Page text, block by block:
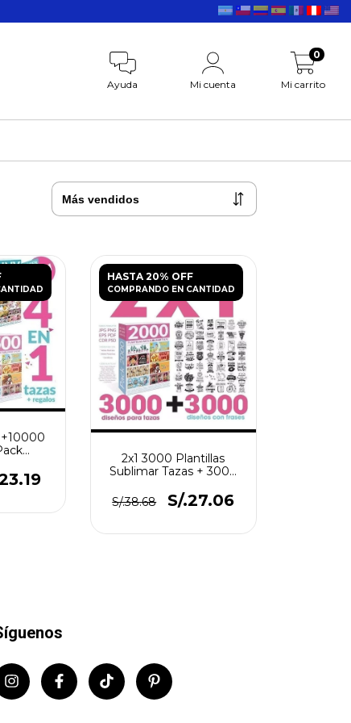
Ayuda Mi cuenta Mi carrito
0
Más!
HASTA 20% OFF
COMPRANDO EN CANTIDAD
2x1 3000 Plantillas
Sublimar Tazas + 3000
S/.38.68
S/.27.06